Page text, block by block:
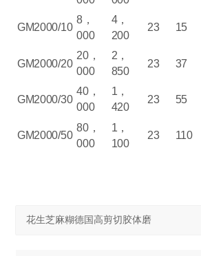
GM2000/10
8 ，
000
4，
200
23 15
GM2000/20
20，
000
2 ，
850
23 37
GM2000/30
40，
000
1 ，
420
23 55
GM2000/50
80，
000
1 ，
100
23 110